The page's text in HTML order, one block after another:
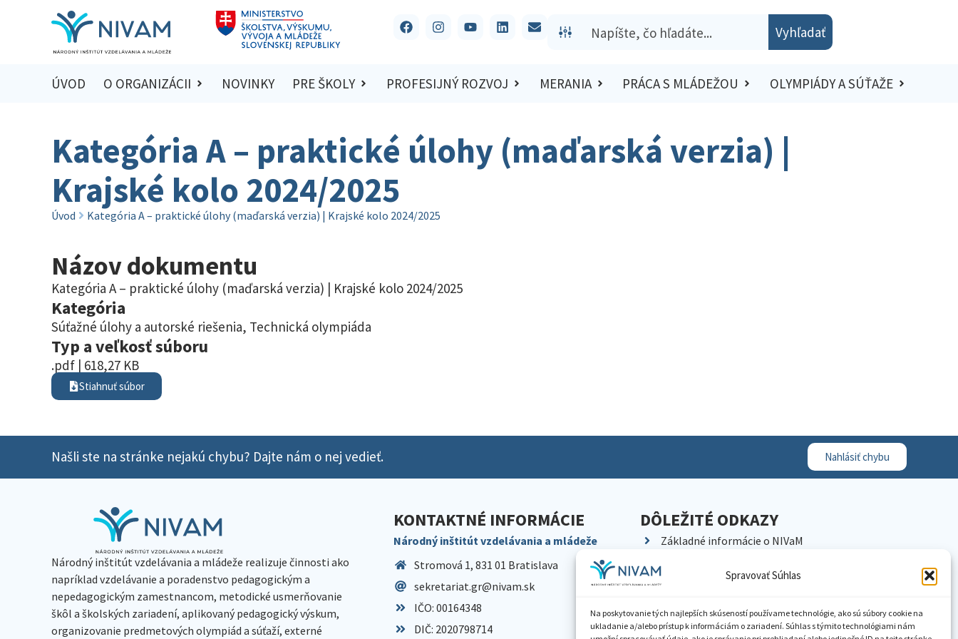
Spravovať Súhlas
Na poskytovanie tých najlepších skúseností používame technológie, ako sú súbory cookie na
ukladanie a/alebo prístup k informáciám o zariadení. Súhlas s týmito technológiami nám
Vyhľadať
ÚVOD O ORGANIZÁCII NOVINKY PRE ŠKOLY PROFESIJNÝ ROZVOJ MERANIA PRÁCA S MLÁDEŽOU OLYMPIÁDY A SÚŤAŽE
Kategória A – praktické úlohy (maďarská verzia) |
Krajské kolo 2024/2025
Úvod Kategória A – praktické úlohy (maďarská verzia) | Krajské kolo 2024/2025
Názov dokumentu
Kategória A – praktické úlohy (maďarská verzia) | Krajské kolo 2024/2025
Kategória
Súťažné úlohy a autorské riešenia, Technická olympiáda
Typ a veľkosť súboru
.pdf | 618,27 KB
Stiahnuť súbor
Našli ste na stránke nejakú chybu? Dajte nám o nej vedieť. Nahlásiť chybu
Národný inštitút vzdelávania a mládeže realizuje činnosti ako
napríklad vzdelávanie a poradenstvo pedagogickým a
nepedagogickým zamestnancom, metodické usmerňovanie
škôl a školských zariadení, aplikovaný pedagogický výskum,
organizovanie predmetových olympiád a súťaží, externé
KONTAKTNÉ INFORMÁCIE
Národný inštitút vzdelávania a mládeže
Stromová 1, 831 01 Bratislava
sekretariat.gr@nivam.sk
IČO: 00164348
DIČ: 2020798714
DÔLEŽITÉ ODKAZY
Základné informácie o NIVaM
Kariéra
Pracoviská NIVaM